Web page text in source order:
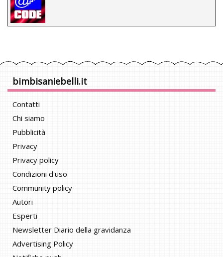
bimbisaniebelli.it
Contatti
Chi siamo
Pubblicità
Privacy
Privacy policy
Condizioni d'uso
Community policy
Autori
Esperti
Newsletter Diario della gravidanza
Advertising Policy